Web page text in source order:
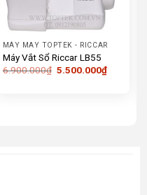
MÁY MAY TOPTEK - RICCAR
Máy Vắt Sổ Riccar LB55
6.900.000₫ Giá
5.500.000₫Giá
hiện